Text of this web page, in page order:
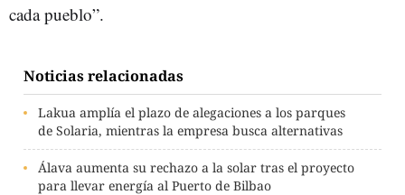
cada pueblo”.
Noticias relacionadas
Lakua amplía el plazo de alegaciones a los parques
de Solaria, mientras la empresa busca alternativas
Álava aumenta su rechazo a la solar tras el proyecto
para llevar energía al Puerto de Bilbao